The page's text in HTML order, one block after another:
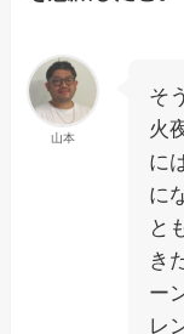
山本
そ
火
に
に
と
き
ー
レ